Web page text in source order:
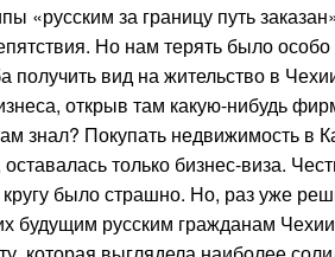
«русским за границу путь
Но нам терять было особо
вид на жительство в
открыв там какую-нибудь
знал? Покупать недвижимость в
только бизнес-виза.
кругу было страшно. Но, раз уже
русским гражданам